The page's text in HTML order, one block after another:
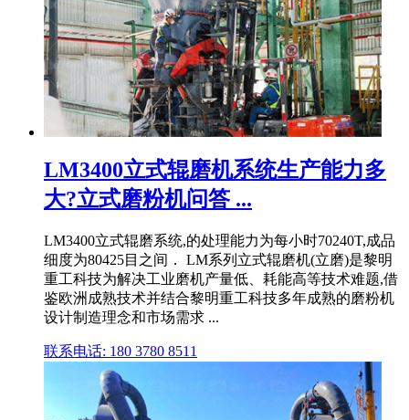
LM3400立式辊磨机系统生产能力多
大?立式磨粉机问答 ...
LM3400立式辊磨系统,的处理能力为每小时70240T,成品
细度为80425目之间． LM系列立式辊磨机(立磨)是黎明
重工科技为解决工业磨机产量低、耗能高等技术难题,借
鉴欧洲成熟技术并结合黎明重工科技多年成熟的磨粉机
设计制造理念和市场需求 ...
联系电话: 180 3780 8511